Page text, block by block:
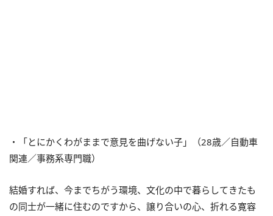
・「とにかくわがままで意見を曲げない子」（28歳／自動車
関連／事務系専門職）
結婚すれば、今までちがう環境、文化の中で暮らしてきたも
の同士が一緒に住むのですから、譲り合いの心、折れる寛容